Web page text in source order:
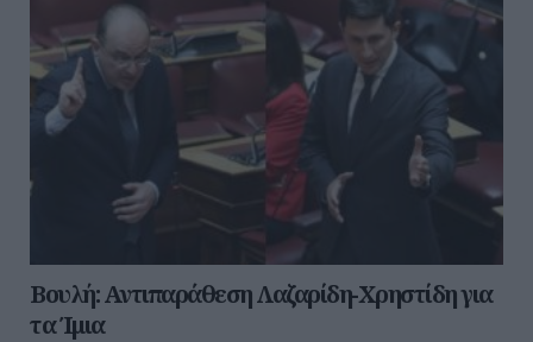
Βουλή: Αντιπαράθεση Λαζαρίδη-Χρηστίδη για
τα Ίμια